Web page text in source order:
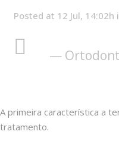
Posted at 12 Jul, 14:02h
—
A primeira característica a
tratamento.